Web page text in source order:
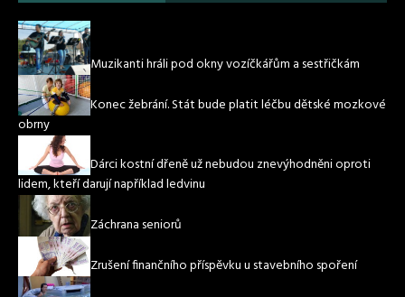
Muzikanti hráli pod okny vozíčkářům a sestřičkám
Konec žebrání. Stát bude platit léčbu dětské mozkové
obrny
Dárci kostní dřeně už nebudou znevýhodněni oproti
lidem, kteří darují například ledvinu
Záchrana seniorů
Zrušení finančního příspěvku u stavebního spoření